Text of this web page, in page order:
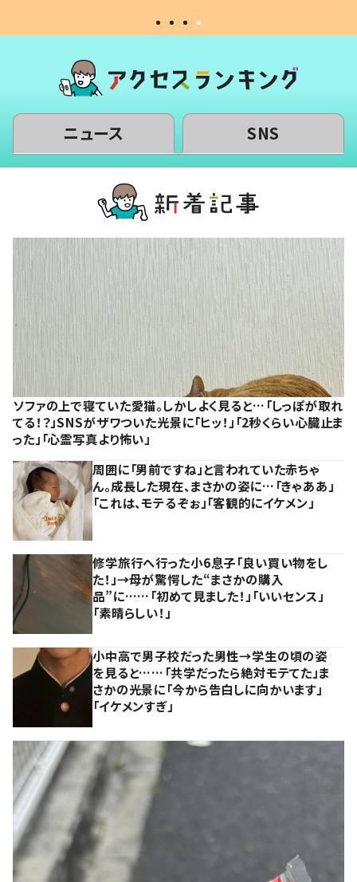
ニュース SNS
ソファの上で寝ていた愛猫。しかしよく見ると…「しっぽが取れ
てる！？」SNSがザワついた光景に「ヒッ！」「2秒くらい心臓止ま
った」「心霊写真より怖い」
周囲に「男前ですね」と言われていた赤ちゃ
ん。成長した現在、まさかの姿に…「きゃああ」
「これは、モテるぞぉ」「客観的にイケメン」
修学旅行へ行った小6息子「良い買い物をし
た！」→母が驚愕した“まさかの購入
品”に……「初めて見ました！」「いいセンス」
「素晴らしい！」
小中高で男子校だった男性→学生の頃の姿
を見ると……「共学だったら絶対モテてた」ま
さかの光景に「今から告白しに向かいます」
「イケメンすぎ」